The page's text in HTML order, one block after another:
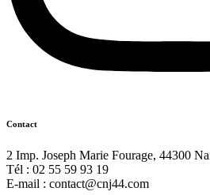
Contact
2 Imp. Joseph Marie Fourage, 44300
Tél : 02 55 59 93 19
E-mail : contact@cnj44.com